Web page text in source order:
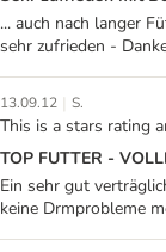
... auch nach langer
sehr zufrieden -
13.09.12 | S.
This is a stars rating
TOP FUTTER -
Ein sehr gut
keine Drmprobleme